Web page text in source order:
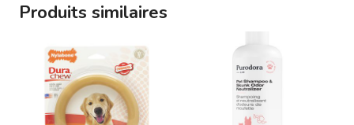
Produits similaires